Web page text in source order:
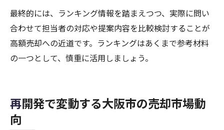
最終的には、ランキング情報を踏まえつつ、実際に問い
合わせて担当者の対応や提案内容を比較検討することが
高額売却への近道です。ランキングはあくまで参考材料
の一つとして、慎重に活用しましょう。
再開発で変動する大阪市の売却市場動
向